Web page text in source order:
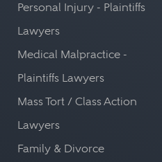
Personal Injury - Plaintiffs
Lawyers
Medical Malpractice -
Plaintiffs Lawyers
Mass Tort / Class Action
Lawyers
Family & Divorce